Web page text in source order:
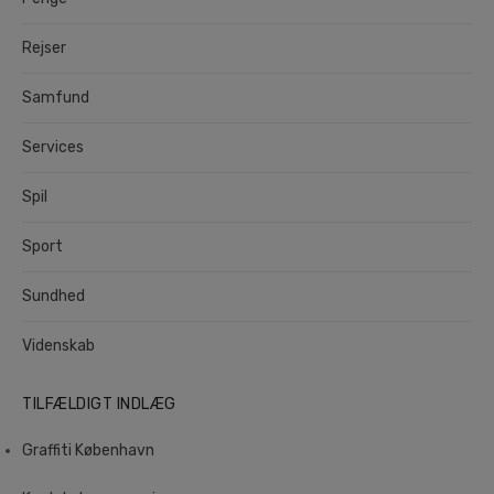
Rejser
Samfund
Services
Spil
Sport
Sundhed
Videnskab
TILFÆLDIGT INDLÆG
Graffiti København